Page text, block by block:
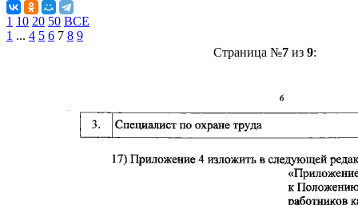
1 10 20 50 ВСЕ
1 ... 4 5 6 7 8 9
Страница №7из 9: